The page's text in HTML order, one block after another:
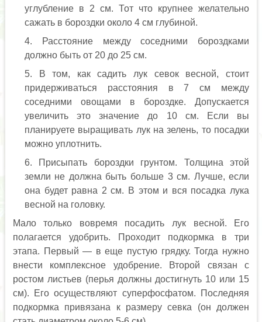
углубление в 2 см. Тот что крупнее желательно
сажать в бороздки около 4 см глубиной.
Расстояние между соседними бороздками
должно быть от 20 до 25 см.
В том, как садить лук севок весной, стоит
придерживаться расстояния в 7 см между
соседними овощами в бороздке. Допускается
увеличить это значение до 10 см. Если вы
планируете выращивать лук на зелень, то посадки
можно уплотнить.
Присыпать бороздки грунтом. Толщина этой
земли не должна быть больше 3 см. Лучше, если
она будет равна 2 см. В этом и вся посадка лука
весной на головку.
Мало только вовремя посадить лук весной. Его
полагается удобрить. Проходит подкормка в три
этапа. Первый — в еще пустую грядку. Тогда нужно
внести комплексное удобрение. Второй связан с
ростом листьев (перья должны достигнуть 10 или 15
см). Его осуществляют суперфосфатом. Последняя
подкормка привязана к размеру севка (он должен